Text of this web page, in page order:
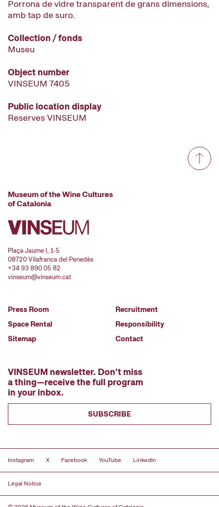
Porrona de vidre transparent de grans dimensions,
amb tap de suro.
Collection / fonds
Museu
Object number
VINSEUM 7405
Public location display
Reserves VINSEUM
Museum of the Wine Cultures
of Catalonia
Plaça Jaume I, 1-5
08720 Vilafranca del Penedès
+34 93 890 05 82
vinseum@vinseum.cat
Press Room
Space Rental
Sitemap
Recruitment
Responsibility
Contact
VINSEUM newsletter. Don’t miss
a thing—receive the full program
in your inbox.
SUBSCRIBE
Instagram X Facebook YouTube LinkedIn
Legal Notice